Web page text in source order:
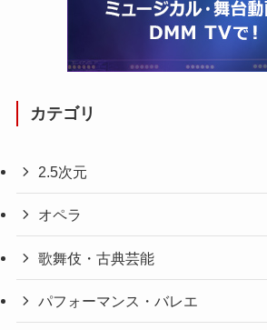
カテゴリ
2.5次元
オペラ
歌舞伎・古典芸能
パフォーマンス・バレエ